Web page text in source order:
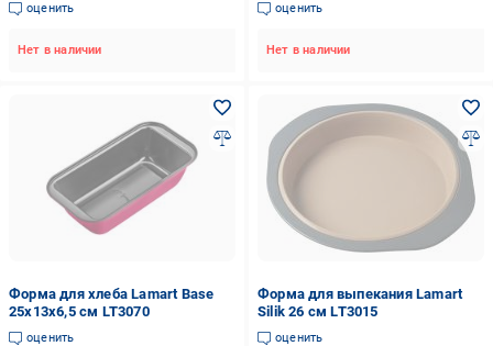
оценить
Нет в наличии
оценить
Нет в наличии
Форма для хлеба Lamart Base
25х13х6,5 см LT3070
оценить
Форма для выпекания Lamart
Silik 26 см LT3015
оценить